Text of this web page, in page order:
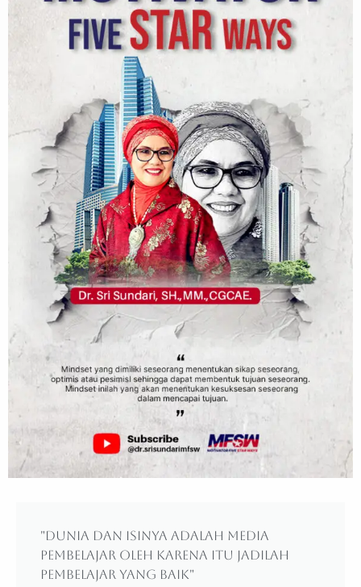
"Dunia dan isinya adalah media
pembelajar oleh karena itu jadilah
pembelajar yang baik"